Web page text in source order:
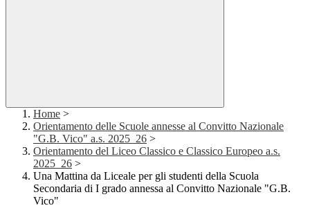
Home >
Orientamento delle Scuole annesse al Convitto Nazionale
"G.B. Vico" a.s. 2025_26 >
Orientamento del Liceo Classico e Classico Europeo a.s.
2025_26 >
Una Mattina da Liceale per gli studenti della Scuola
Secondaria di I grado annessa al Convitto Nazionale "G.B.
Vico"